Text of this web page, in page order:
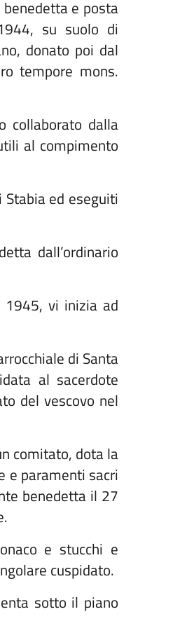
e posta
su suolo di
donato poi dal
tempore mons.
collaborato dalla
al compimento
ed eseguiti
dall’ordinario
1945, vi inizia ad
di Santa
al sacerdote
del vescovo nel
comitato, dota la
e paramenti sacri
benedetta il 27
e stucchi e
cuspidato.
sotto il piano